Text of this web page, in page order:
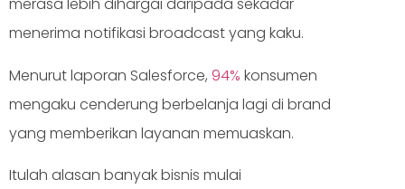
merasa lebih dihargai daripada sekadar
menerima notifikasi broadcast yang kaku.
Menurut laporan Salesforce, 94% konsumen
mengaku cenderung berbelanja lagi di brand
yang memberikan layanan memuaskan.
Itulah alasan banyak bisnis mulai